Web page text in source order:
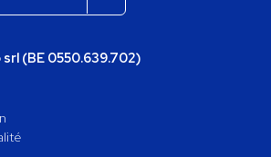
(BE 0550.639.702)